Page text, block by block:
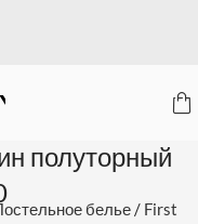
полуторный
белье/ First